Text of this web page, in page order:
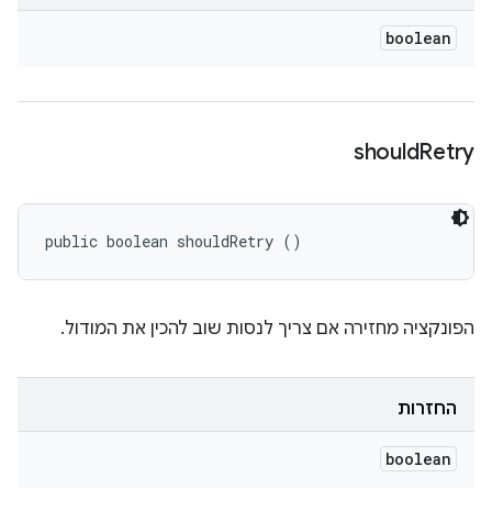
boolean
shouldRetry
public boolean shouldRetry ()
הפונקציה מחזירה אם צריך לנסות שוב להכין את המודול.
החזרות
boolean